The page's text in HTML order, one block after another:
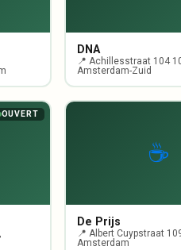
DNA
📍 Achillesstraat 104
Amsterdam-Zuid
OUVERT
☕
De Prijs
📍 Albert Cuypstraat
Amsterdam